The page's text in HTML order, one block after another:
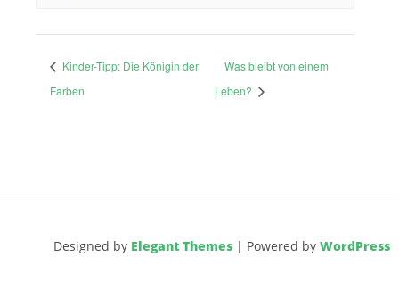
Kinder-Tipp: Die Königin der
Farben
Was bleibt von einem
Leben?
Designed by Elegant Themes | Powered by WordPress